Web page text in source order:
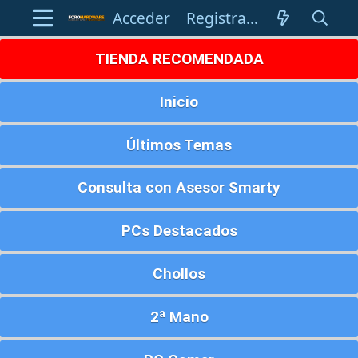
Acceder Registrarse
TIENDA RECOMENDADA
Inicio
Últimos Temas
Consulta con Asesor Smarty
PCs Destacados
Chollos
2ª Mano